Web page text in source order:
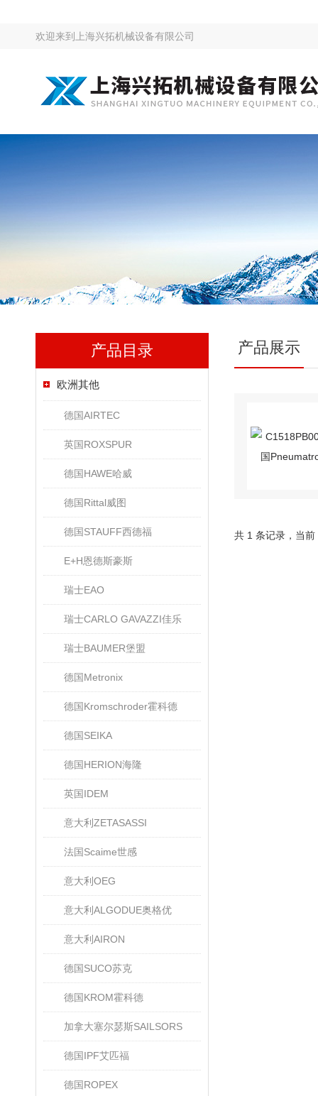
欢迎来到 上海兴拓机械设备有限公司
产品目录
欧洲其他
德国AIRTEC
英国ROXSPUR
德国HAWE哈威
德国Rittal威图
德国STAUFF西德福
E+H恩德斯豪斯
瑞士EAO
瑞士CARLO GAVAZZI佳乐
瑞士BAUMER堡盟
德国Metronix
德国Kromschroder霍科德
德国SEIKA
德国HERION海隆
英国IDEM
意大利ZETASASSI
法国Scaime世感
意大利OEG
意大利ALGODUE奥格优
意大利AIRON
德国SUCO苏克
德国KROM霍科德
加拿大塞尔瑟斯SAILSORS
德国IPF艾匹福
德国ROPEX
产品展示
共 1 条记录，当